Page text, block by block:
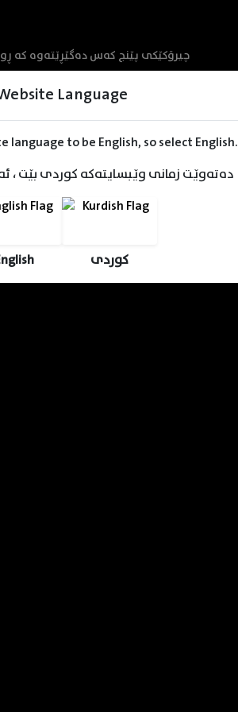
Language
language to be English, so select English.
دەتەوێت زمانی وێبسایتەکە کوردی بێت ،
کوردی
چیرۆکێکی پێنج کەس دەگێڕێتەوە کە